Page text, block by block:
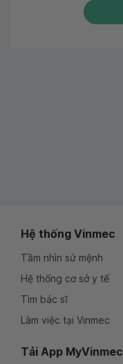
Hệ thống Vinmec
Tầm nhìn sứ mệnh
Hệ thống cơ sở y tế
Tìm bác sĩ
Làm việc tại Vinmec
Tải App MyVinmec